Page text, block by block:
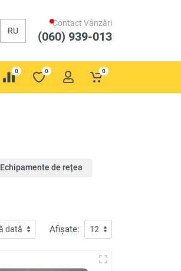
RU
Contact Vânzări
(060) 939-013
0 0 0
Echipamente de rețea
Afișate: